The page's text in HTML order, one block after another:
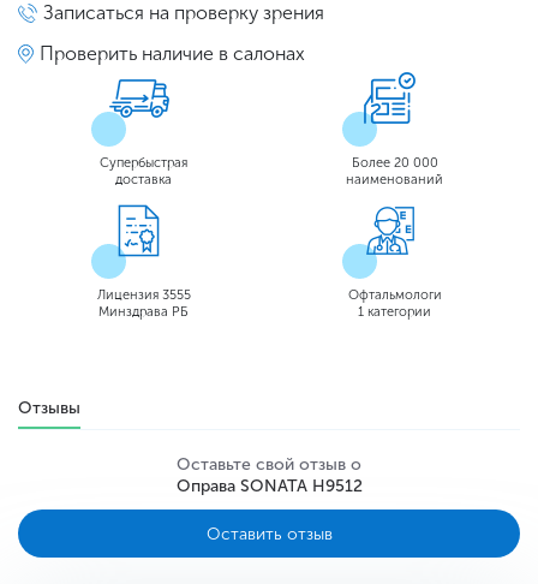
Записаться на проверку зрения
Проверить наличие в салонах
Супербыстрая
доставка
Более 20 000
наименований
Лицензия 3555
Минздрава РБ
Офтальмологи
1 категории
Отзывы
Оставьте свой отзыв о
Оправа SONATA H9512
Оставить отзыв